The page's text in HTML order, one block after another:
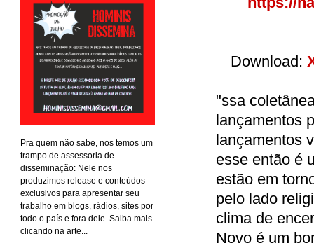
Download:
"ssa
lançamentos
lançamentos
esse então é
estão em
pelo lado
clima de
Novo é um
Pra quem não sabe, nos temos um
trampo de assessoria de
disseminação: Nele nos
produzimos release e conteúdos
exclusivos para apresentar seu
trabalho em blogs, rádios, sites por
todo o país e fora dele. Saiba mais
clicando na arte...